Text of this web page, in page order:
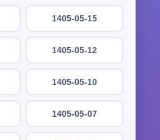
1405-05-15
1405-05-12
1405-05-10
1405-05-07